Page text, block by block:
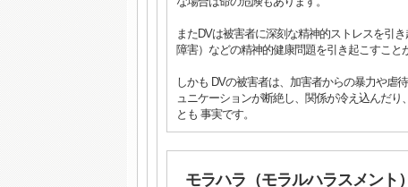
またDVは被害者に深刻な精神的ストレスを引
障害）などの精神的健康問題を引き起こすこと
しかも DVの被害者は、加害者からの暴力や虐
ュニケーションが断絶し、関係が冷え込んだ
とも 事実です。
モラハラ（モラルハラスメント）